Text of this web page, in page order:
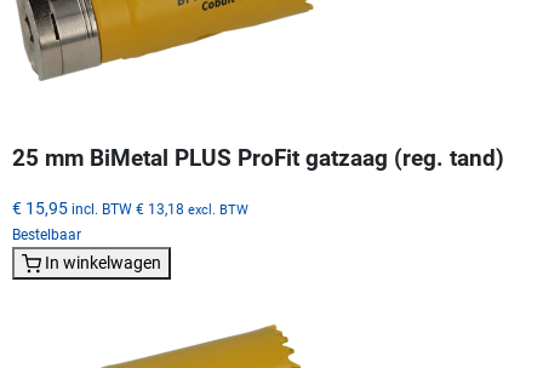
25 mm BiMetal PLUS ProFit gatzaag (reg. tand)
€ 15,95 incl. BTW € 13,18 excl. BTW
Bestelbaar
In winkelwagen